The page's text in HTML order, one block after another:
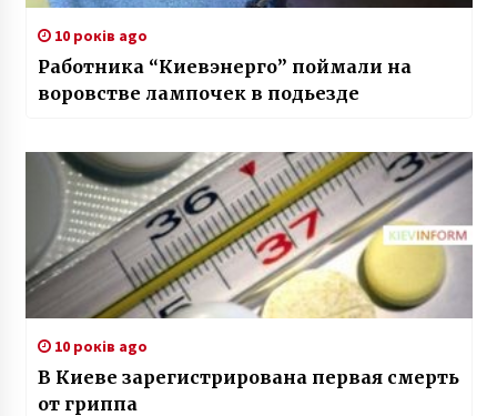
10 років ago
Работника “Киевэнерго” поймали на
воровстве лампочек в подьезде
10 років ago
В Киеве зарегистрирована первая смерть
от гриппа